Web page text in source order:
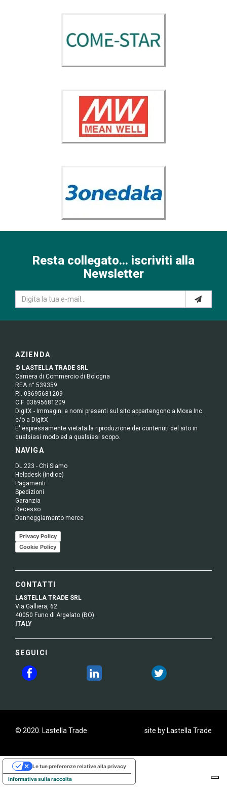
Resta collegato... iscriviti alla
Newsletter
AZIENDA
© LASTELLA TRADE SRL
Camera di Commercio di Bologna
REA n° 539359
P.I. 03695681209
C.F. 03695681209
DigitX - Immagini e nomi presenti sul sito appartengono a Moxa Inc.
e/o a DigitX
E' espressamente vietata la riproduzione dei contenuti del sito in
qualsiasi modo ed a qualsiasi scopo.
NAVIGA
DL 223 - Chi Siamo
Helpdesk (indice)
Pagamenti
Spedizioni
Garanzia
Recesso
Danneggiamento merce
Privacy Policy
Cookie Policy
CONTATTI
LASTELLA TRADE SRL
Via Galliera, 62
40050 Funo di Argelato (BO)
ITALY
SEGUICI
© 2020. Lastella Trade site by Lastella Trade
Informativa sulla raccolta
Le tue preferenze relative alla privacy